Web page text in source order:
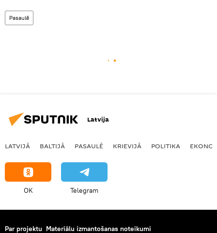
Pasaulē
Latvija
LATVIJĀ BALTIJĀ PASAULĒ KRIEVIJĀ POLITIKA
OK Telegram
Par projektu Materiālu izmantošanas noteikumi